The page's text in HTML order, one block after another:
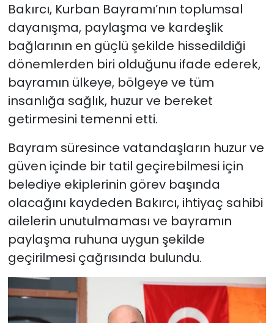
Bakırcı, Kurban Bayramı’nın toplumsal
dayanışma, paylaşma ve kardeşlik
bağlarının en güçlü şekilde hissedildiği
dönemlerden biri olduğunu ifade ederek,
bayramın ülkeye, bölgeye ve tüm
insanlığa sağlık, huzur ve bereket
getirmesini temenni etti.
Bayram süresince vatandaşların huzur ve
güven içinde bir tatil geçirebilmesi için
belediye ekiplerinin görev başında
olacağını kaydeden Bakırcı, ihtiyaç sahibi
ailelerin unutulmaması ve bayramın
paylaşma ruhuna uygun şekilde
geçirilmesi çağrısında bulundu.